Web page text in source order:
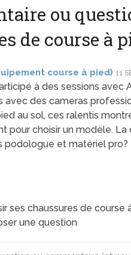
ou
de course à
course à pied) 11
à des sessions avec
avec des cameras
au sol, ces ralentis
pour choisir un modèle.
podologue et matériel pro?
ses chaussures de course
une question